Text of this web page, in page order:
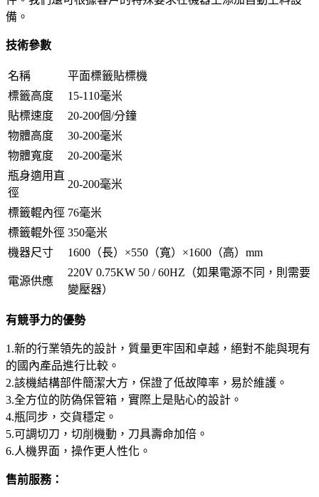
備。
技術參數
名稱
平面標籤貼標機
標籤高度
15-110毫米
貼標速度
20-200個/分鐘
物體高度
30-200毫米
物體寬度
20-200毫米
瓶身適用直
徑
20-200毫米
標籤輥內徑 76毫米
標籤輥外徑 350毫米
機器尺寸
1600（長）×550（寬）×1600（高）mm
電源供應
220V 0.75KW 50 / 60HZ（如果電源不同，則需要
變壓器）
有競爭力的優勢
1.新的行業領先的設計，質量更牢固和卓越，絕對不能與現有
的國內產品進行比較。
2.該機結構部件簡潔大方，保證了低故障率，易於維護。
3.全方位的防偽保管箱，實際上是貼心的設計。
4.瓶同步，交貨穩定。
5.可調切刀，切削機動，刀具壽命加倍。
6.人機界面，操作更人性化。
售前服務：